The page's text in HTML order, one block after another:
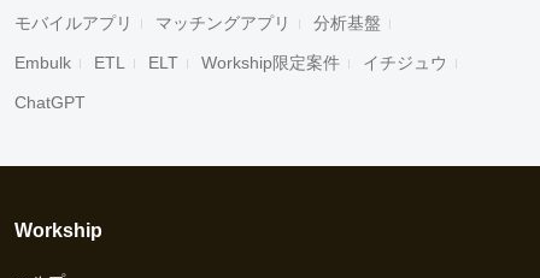
モバイルアプリ マッチングアプリ 分析基盤
Embulk ETL ELT Workship限定案件 イチジュウ
ChatGPT
Workship